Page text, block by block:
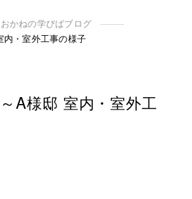
かねの学びばブログ
内・室外工事の様子
A様邸 室内・室外工